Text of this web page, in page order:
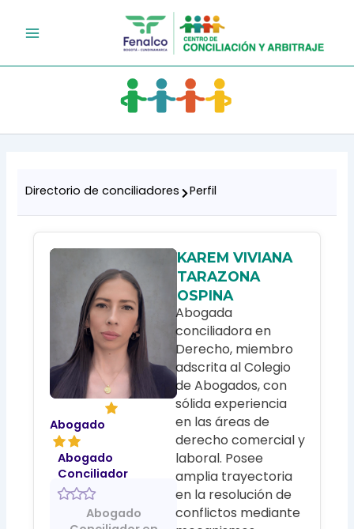
Directorio de conciliadores Perfil
Abogado
Abogado
Conciliador
Abogado
KAREM VIVIANA
TARAZONA
OSPINA
Abogada
conciliadora en
Derecho, miembro
adscrita al Colegio
de Abogados, con
sólida experiencia
en las áreas de
derecho comercial y
laboral. Posee
amplia trayectoria
en la resolución de
conflictos mediante